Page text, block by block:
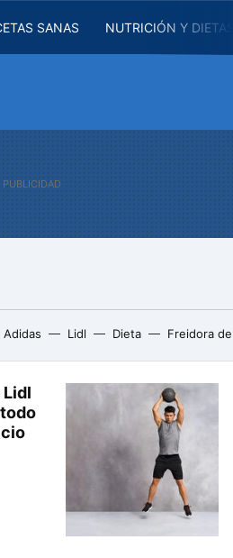
SANAS NUTRICIÓN Y
Adidas Lidl Dieta Freidora
Lidl